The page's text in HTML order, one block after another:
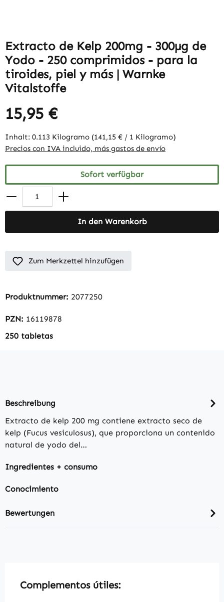
Extracto de Kelp 200mg - 300µg de
Yodo - 250 comprimidos - para la
tiroides, piel y más | Warnke
Vitalstoffe
15,95 €
Inhalt: 0.113 Kilogramo (141,15 € / 1 Kilogramo)
Precios con IVA incluido, más gastos de envío
Sofort verfügbar
In den Warenkorb
Zum Merkzettel hinzufügen
Produktnummer: 2077250
PZN: 16119878
250 tabletas
Beschreibung
Extracto de kelp 200 mg contiene extracto seco de
kelp (Fucus vesiculosus), que proporciona un contenido
natural de yodo del…
Ingredientes + consumo
Conocimiento
Bewertungen
Produktgalerie überspringen
Complementos útiles: